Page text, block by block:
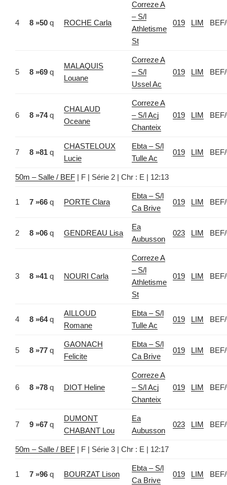
4 8 »50 q ROCHE Carla
Correze A
– S/l
Athletisme
St
019 LIM
5 8 »69 q
MALAQUIS
Louane
Correze A
– S/l
Ussel Ac
019 LIM
6 8 »74q
CHALAUD
Oceane
Correze A
– S/l Acj
Chanteix
019 LIM
7 8 »81 q
CHASTELOUX
Lucie
Ebta – S/l
Tulle Ac
019 LIM
50m – Salle / BEF | F | Série 2 | Chr : E | 12:13
1 7 »66 q PORTE Clara
Ebta – S/l
Ca Brive
019 LIM
2 8 »06 q GENDREAU Lisa
Ea
Aubusson
023 LIM
3 8 »41 q NOURI Carla
Correze A
– S/l
Athletisme
St
019 LIM
4 8 »64q
AILLOUD
Romane
Ebta – S/l
Tulle Ac
019 LIM
5 8 »77 q
GAONACH
Felicite
Ebta – S/l
Ca Brive
019 LIM
6 8 »78 q DIOT Heline
Correze A
– S/l Acj
Chanteix
019 LIM
7 9 »67 q
DUMONT
CHABANT Lou
Ea
Aubusson
023 LIM
50m – Salle / BEF | F | Série 3 | Chr : E | 12:17
1 7 »96 q BOURZAT Lison
Ebta – S/l
Ca Brive
019 LIM